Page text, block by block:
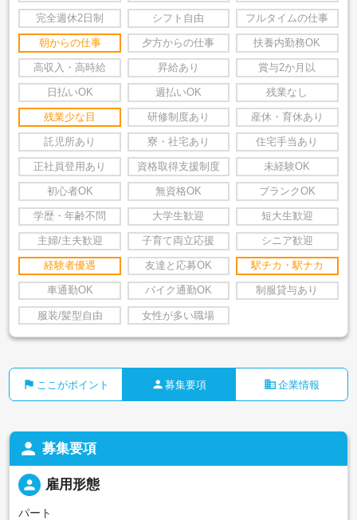
完全週休2日制 シフト自由 フルタイムの仕事
朝からの仕事 夕方からの仕事 扶養内勤務OK
高収入・高時給 昇給あり 賞与2か月以
日払いOK 週払いOK 残業なし
残業少な目 研修制度あり 産休・育休あり
託児所あり 寮・社宅あり 住宅手当あり
正社員登用あり 資格取得支援制度 未経験OK
初心者OK 無資格OK ブランクOK
学歴・年齢不問 大学生歓迎 短大生歓迎
主婦/主夫歓迎 子育て両立応援 シニア歓迎
経験者優遇 友達と応募OK 駅チカ・駅ナカ
車通勤OK バイク通勤OK 制服貸与あり
服装/髪型自由 女性が多い職場
flag ここがポイント person 募集要項 business 企業情報
person 募集要項
person 雇用形態
パート